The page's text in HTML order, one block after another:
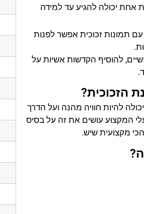
אחת יכולה להגיע עד למידה
תמונות זכוכית אפשר לפנות
להוסיף הקדשות אשיות על
הזכוכית?
להיות חוויה מהנה ועל הדרך
המקצוע עושים את זה על בסיס
מקצועית שיש.